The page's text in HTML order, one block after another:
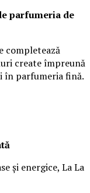
parfumeria de
completează
create împreună
în parfumeria fină.
și energice, La La